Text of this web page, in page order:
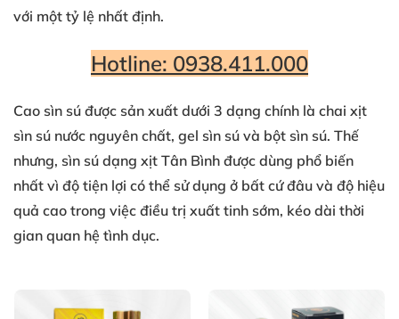
với một tỷ lệ nhất định.
Hotline: 0938.411.000
Cao sìn sú được sản xuất dưới 3 dạng chính là chai xịt
sìn sú nước nguyên chất, gel sìn sú và bột sìn sú. Thế
nhưng, sìn sú dạng xịt Tân Bình được dùng phổ biến
nhất vì độ tiện lợi có thể sử dụng ở bất cứ đâu và độ hiệu
quả cao trong việc điều trị xuất tinh sớm, kéo dài thời
gian quan hệ tình dục.